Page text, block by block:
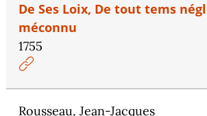
De Ses Loix, De tout tems
méconnu
1755
Rousseau, Jean-Jacques